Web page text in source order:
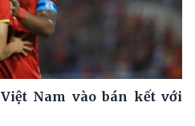
Nam vào bán kết với